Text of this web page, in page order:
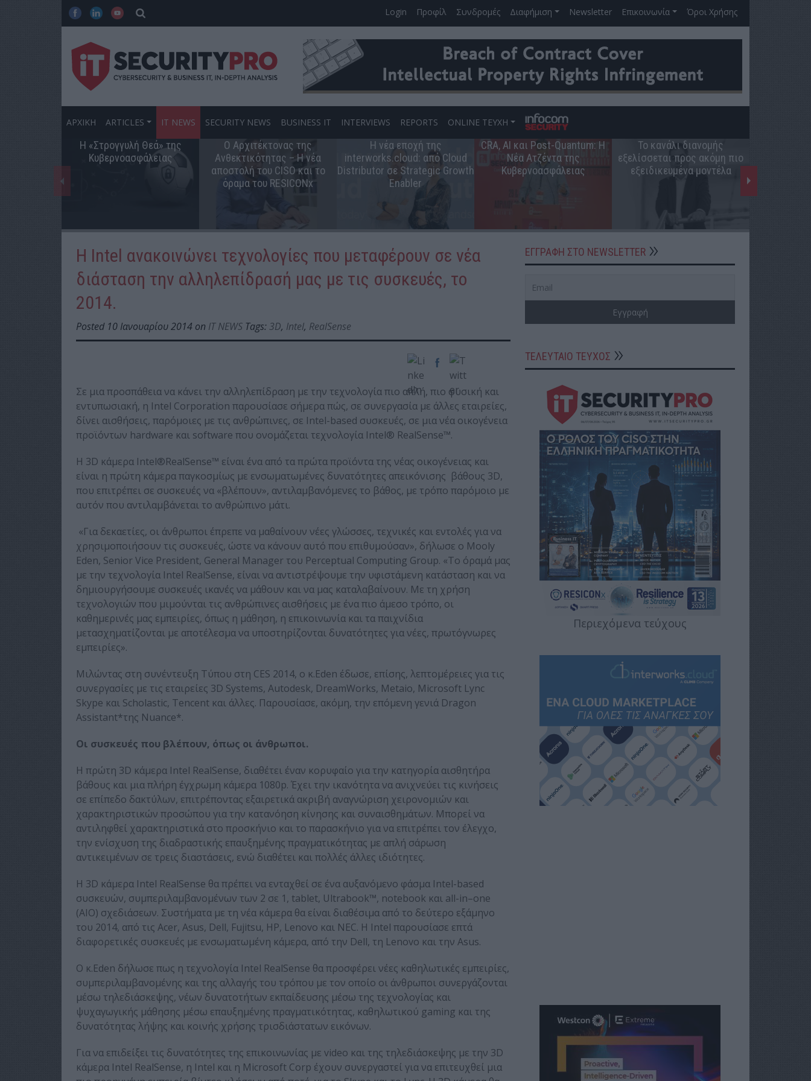
Login Προφίλ Συνδρομές Διαφήμιση Newsletter Επικοινωνία Όροι Χρήσης
ΑΡΧΙΚΗ ARTICLES IT NEWS SECURITY NEWS BUSINESS IT INTERVIEWS REPORTS ONLINE ΤΕΥΧΗ
Η «Στρογγυλή Θεά» της
Κυβερνοασφάλειας
Ο Αρχιτέκτονας της
Ανθεκτικότητας – Η νέα
αποστολή του CISO και το
όραμα του RESICONx
Η νέα εποχή της
interworks.cloud: από Cloud
Distributor σε Strategic Growth
Enabler
CRA, AI και Post-Quantum: Η
Νέα Ατζέντα της
Κυβερνοασφάλειας
Το κανάλι διανομής
εξελίσσεται προς ακόμη πιο
εξειδικευμένα μοντέλα
Η Intel ανακοινώνει τεχνολογίες που μεταφέρουν σε νέα
διάσταση την αλληλεπίδρασή μας με τις συσκευές, το
2014.
Posted 10 Ιανουαρίου 2014 on IT NEWS Tags: 3D, Intel, RealSense
Σε μια προσπάθεια να κάνει την αλληλεπίδραση με την τεχνολογία πιο απλή, πιο φυσική και
εντυπωσιακή, η Intel Corporation παρουσίασε σήμερα πώς, σε συνεργασία με άλλες εταιρείες,
δίνει αισθήσεις, παρόμοιες με τις ανθρώπινες, σε Intel-based συσκευές, σε μια νέα οικογένεια
προϊόντων hardware και software που ονομάζεται τεχνολογία Intel® RealSense™.
Η 3D κάμερα Intel®RealSense™ είναι ένα από τα πρώτα προϊόντα της νέας οικογένειας και
είναι η πρώτη κάμερα παγκοσμίως με ενσωματωμένες δυνατότητες απεικόνισης βάθους 3D,
που επιτρέπει σε συσκευές να «βλέπουν», αντιλαμβανόμενες το βάθος, με τρόπο παρόμοιο με
αυτόν που αντιλαμβάνεται το ανθρώπινο μάτι.
«Για δεκαετίες, οι άνθρωποι έπρεπε να μαθαίνουν νέες γλώσσες, τεχνικές και εντολές για να
χρησιμοποιήσουν τις συσκευές, ώστε να κάνουν αυτό που επιθυμούσαν», δήλωσε ο Mooly
Eden, Senior Vice President, General Manager του Perceptual Computing Group. «Το όραμά μας
με την τεχνολογία Intel RealSense, είναι να αντιστρέψουμε την υφιστάμενη κατάσταση και να
δημιουργήσουμε συσκευές ικανές να μάθουν και να μας καταλαβαίνουν. Με τη χρήση
τεχνολογιών που μιμούνται τις ανθρώπινες αισθήσεις με ένα πιο άμεσο τρόπο, οι
καθημερινές μας εμπειρίες, όπως η μάθηση, η επικοινωνία και τα παιχνίδια
μετασχηματίζονται με αποτέλεσμα να υποστηρίζονται δυνατότητες για νέες, πρωτόγνωρες
εμπειρίες».
Μιλώντας στη συνέντευξη Τύπου στη CES 2014, o κ.Eden έδωσε, επίσης, λεπτομέρειες για τις
συνεργασίες με τις εταιρείες 3D Systems, Autodesk, DreamWorks, Metaio, Microsoft Lync
Skype και Scholastic, Tencent και άλλες. Παρουσίασε, ακόμη, την επόμενη γενιά Dragon
Assistant*της Nuance*.
Οι συσκευές που βλέπουν, όπως οι άνθρωποι.
Η πρώτη 3D κάμερα Intel RealSense, διαθέτει έναν κορυφαίο για την κατηγορία αισθητήρα
βάθους και μια πλήρη έγχρωμη κάμερα 1080p. Έχει την ικανότητα να ανιχνεύει τις κινήσεις
σε επίπεδο δακτύλων, επιτρέποντας εξαιρετικά ακριβή αναγνώριση χειρονομιών και
χαρακτηριστικών προσώπου για την κατανόηση κίνησης και συναισθημάτων. Μπορεί να
αντιληφθεί χαρακτηριστικά στο προσκήνιο και το παρασκήνιο για να επιτρέπει τον έλεγχο,
την ενίσχυση της διαδραστικής επαυξημένης πραγματικότητας με απλή σάρωση
αντικειμένων σε τρεις διαστάσεις, ενώ διαθέτει και πολλές άλλες ιδιότητες.
Η 3D κάμερα Intel RealSense θα πρέπει να ενταχθεί σε ένα αυξανόμενο φάσμα Intel-based
συσκευών, συμπεριλαμβανομένων των 2 σε 1, tablet, Ultrabook™, notebook και all-in–one
(AIO) σχεδιάσεων. Συστήματα με τη νέα κάμερα θα είναι διαθέσιμα από το δεύτερο εξάμηνο
του 2014, από τις Acer, Asus, Dell, Fujitsu, HP, Lenovo και NEC. Η Intel παρουσίασε επτά
διαφορετικές συσκευές με ενσωματωμένη κάμερα, από την Dell, τη Lenovo και την Asus.
Ο κ.Eden δήλωσε πως η τεχνολογία Intel RealSense θα προσφέρει νέες καθηλωτικές εμπειρίες,
συμπεριλαμβανομένης και της αλλαγής του τρόπου με τον οποίο οι άνθρωποι συνεργάζονται
μέσω τηλεδιάσκεψης, νέων δυνατοτήτων εκπαίδευσης μέσω της τεχνολογίας και
ψυχαγωγικής μάθησης μέσω επαυξημένης πραγματικότητας, καθηλωτικού gaming και της
δυνατότητας λήψης και κοινής χρήσης τρισδιάστατων εικόνων.
Για να επιδείξει τις δυνατότητες της επικοινωνίας με video και της τηλεδιάσκεψης με την 3D
κάμερα Intel RealSense, η Intel και η Microsoft Corp έχουν συνεργαστεί για να επιτευχθεί μια
ΕΓΓΡΑΦΗ ΣΤΟ NEWSLETTER
ΤΕΛΕΥΤΑΙΟ ΤΕΥΧΟΣ
Περιεχόμενα τεύχους